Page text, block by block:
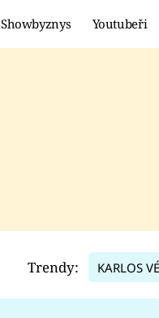
Showbyznys Youtubeři
TADEÁŠ KUBĚNKA
DATEL
Trendy: KARLOS